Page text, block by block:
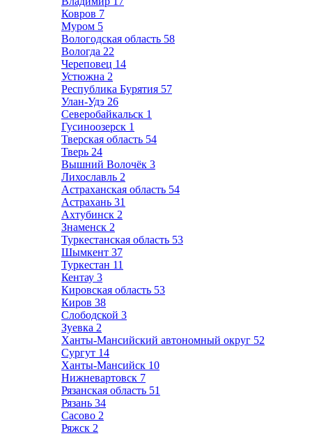
Ковров 7
Муром 5
Вологодская область 58
Вологда 22
Череповец 14
Устюжна 2
Республика Бурятия 57
Улан-Удэ 26
Северобайкальск 1
Гусиноозерск 1
Тверская область 54
Тверь 24
Вышний Волочёк 3
Лихославль 2
Астраханская область 54
Астрахань 31
Ахтубинск 2
Знаменск 2
Туркестанская область 53
Шымкент 37
Туркестан 11
Кентау 3
Кировская область 53
Киров 38
Слободской 3
Зуевка 2
Ханты-Мансийский автономный округ 52
Сургут 14
Ханты-Мансийск 10
Нижневартовск 7
Рязанская область 51
Рязань 34
Сасово 2
Ряжск 2